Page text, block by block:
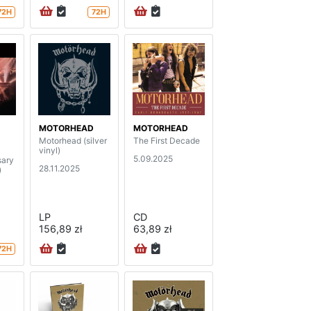
72H
MOTORHEAD
Motorhead (silver
vinyl)
28.11.2025
LP
156,89 zł
MOTORHEAD
The First Decade
5.09.2025
CD
63,89 zł